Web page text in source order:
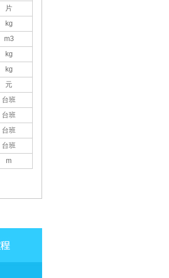
片
kg
m3
kg
kg
元
台班
台班
台班
台班
m